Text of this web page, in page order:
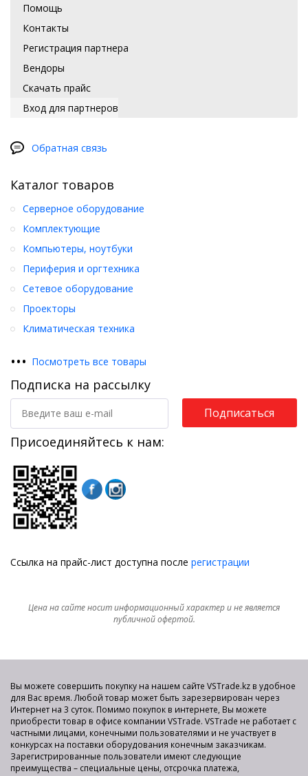
Помощь
Контакты
Регистрация партнера
Вендоры
Скачать прайс
Вход для партнеров
Обратная связь
Каталог товаров
Серверное оборудование
Комплектующие
Компьютеры, ноутбуки
Периферия и оргтехника
Сетевое оборудование
Проекторы
Климатическая техника
••• Посмотреть все товары
Подписка на рассылку
Подписаться
Присоединяйтесь к нам:
Ссылка на прайс-лист доступна после регистрации
Цена на сайте носит информационный характер и не является
публичной офертой.
Вы можете совершить покупку на нашем сайте VSTrade.kz в удобное
для Вас время. Любой товар может быть зарезервирован через
Интернет на 3 суток. Помимо покупок в интернете, Вы можете
приобрести товар в офисе компании VSTrade. VSTrade не работает с
частными лицами, конечными пользователями и не участвует в
конкурсах на поставки оборудования конечным заказчикам.
Зарегистрированные пользователи имеют следующие
преимущества – специальные цены, отсрочка платежа,